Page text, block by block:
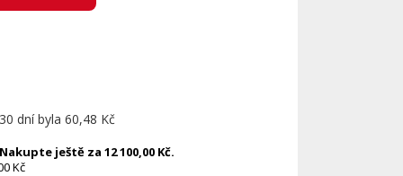
dní byla 60,48 Kč
ještě za 12 100,00 Kč.
Kč